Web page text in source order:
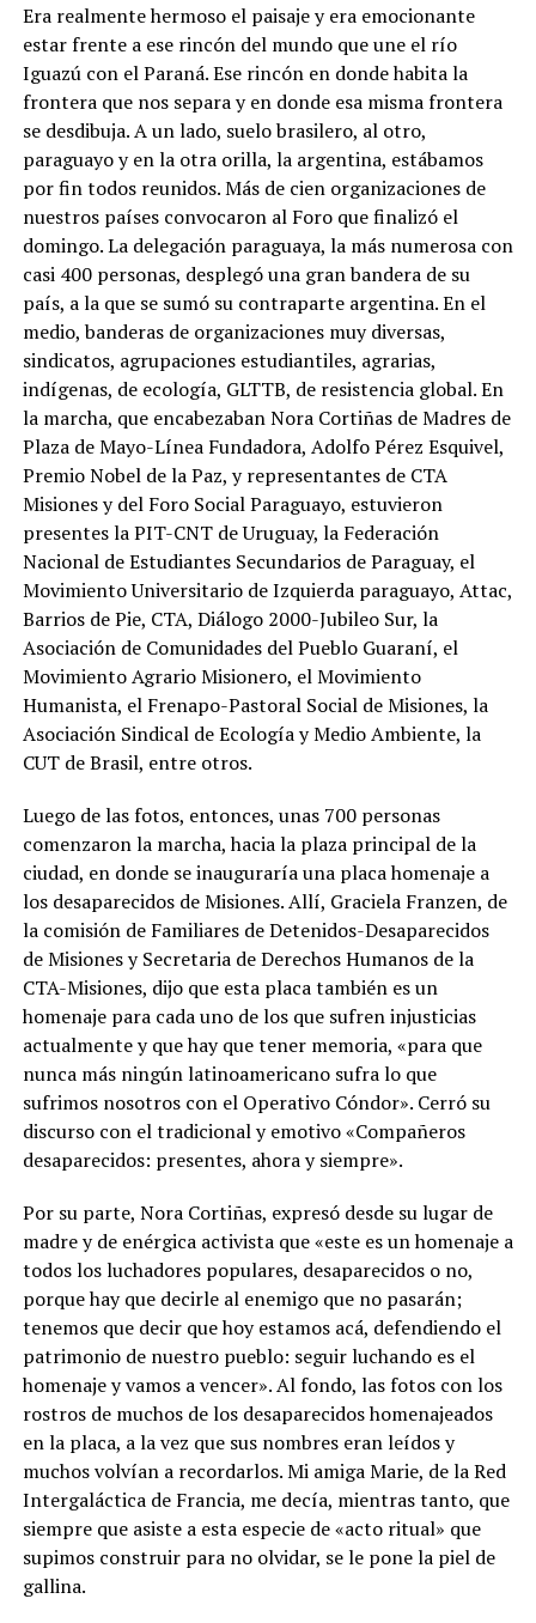
Era realmente hermoso el paisaje y era emocionante
estar frente a ese rincón del mundo que une el río
Iguazú con el Paraná. Ese rincón en donde habita la
frontera que nos separa y en donde esa misma frontera
se desdibuja. A un lado, suelo brasilero, al otro,
paraguayo y en la otra orilla, la argentina, estábamos
por fin todos reunidos. Más de cien organizaciones de
nuestros países convocaron al Foro que finalizó el
domingo. La delegación paraguaya, la más numerosa con
casi 400 personas, desplegó una gran bandera de su
país, a la que se sumó su contraparte argentina. En el
medio, banderas de organizaciones muy diversas,
sindicatos, agrupaciones estudiantiles, agrarias,
indígenas, de ecología, GLTTB, de resistencia global. En
la marcha, que encabezaban Nora Cortiñas de Madres de
Plaza de Mayo-Línea Fundadora, Adolfo Pérez Esquivel,
Premio Nobel de la Paz, y representantes de CTA
Misiones y del Foro Social Paraguayo, estuvieron
presentes la PIT-CNT de Uruguay, la Federación
Nacional de Estudiantes Secundarios de Paraguay, el
Movimiento Universitario de Izquierda paraguayo, Attac,
Barrios de Pie, CTA, Diálogo 2000-Jubileo Sur, la
Asociación de Comunidades del Pueblo Guaraní, el
Movimiento Agrario Misionero, el Movimiento
Humanista, el Frenapo-Pastoral Social de Misiones, la
Asociación Sindical de Ecología y Medio Ambiente, la
CUT de Brasil, entre otros.
Luego de las fotos, entonces, unas 700 personas
comenzaron la marcha, hacia la plaza principal de la
ciudad, en donde se inauguraría una placa homenaje a
los desaparecidos de Misiones. Allí, Graciela Franzen, de
la comisión de Familiares de Detenidos-Desaparecidos
de Misiones y Secretaria de Derechos Humanos de la
CTA-Misiones, dijo que esta placa también es un
homenaje para cada uno de los que sufren injusticias
actualmente y que hay que tener memoria, «para que
nunca más ningún latinoamericano sufra lo que
sufrimos nosotros con el Operativo Cóndor». Cerró su
discurso con el tradicional y emotivo «Compañeros
desaparecidos: presentes, ahora y siempre».
Por su parte, Nora Cortiñas, expresó desde su lugar de
madre y de enérgica activista que «este es un homenaje a
todos los luchadores populares, desaparecidos o no,
porque hay que decirle al enemigo que no pasarán;
tenemos que decir que hoy estamos acá, defendiendo el
patrimonio de nuestro pueblo: seguir luchando es el
homenaje y vamos a vencer». Al fondo, las fotos con los
rostros de muchos de los desaparecidos homenajeados
en la placa, a la vez que sus nombres eran leídos y
muchos volvían a recordarlos. Mi amiga Marie, de la Red
Intergaláctica de Francia, me decía, mientras tanto, que
siempre que asiste a esta especie de «acto ritual» que
supimos construir para no olvidar, se le pone la piel de
gallina.